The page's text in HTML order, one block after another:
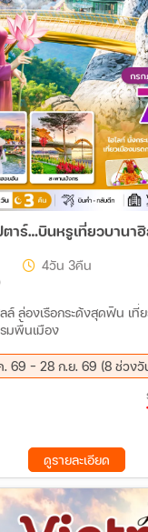
4วัน 3คืน
ล์ ล่องเรือกระด้งสุดฟิน เที่
มพื้นเมือง
. 69 - 28 ก.ย. 69 (8 ช่วงวั
14 ส.ค.
28 ส.ค.
11 ก.ย.
25 ก.ย.
ดูรายละเอียด